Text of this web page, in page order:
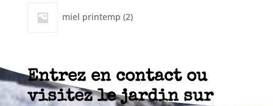
miel printemp 2
produits
Entrez en contact ou
visitez le jardin sur